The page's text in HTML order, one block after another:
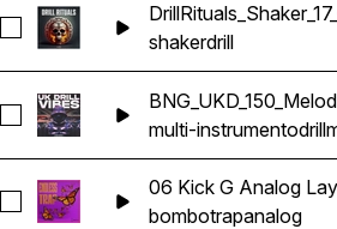
Seleccionar DrillRituals_Shaker_17_G#m
shakerdrill
Seleccionar
multi-instrumentodrill
Seleccionar 06 Kick G Analog Layered
06 Kick G Analog
bombotrapanalog